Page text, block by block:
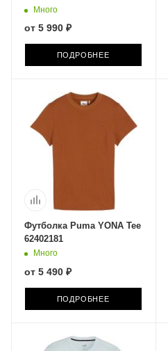
Много
от 5 990 ₽
ПОДРОБНЕЕ
Футболка Puma YONA Tee
62402181
Много
от 5 490 ₽
ПОДРОБНЕЕ